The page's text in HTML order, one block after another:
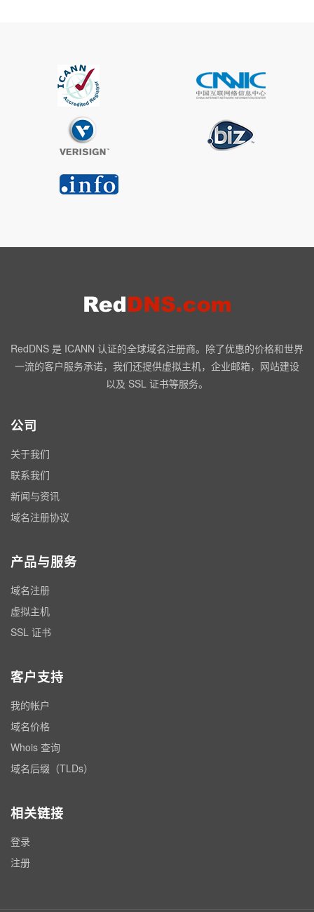
RedDNS 是 ICANN 认证的全球域名注册商。除了优惠的价格和世界
一流的客户服务承诺，我们还提供虚拟主机，企业邮箱，网站建设
以及 SSL 证书等服务。
公司
关于我们
联系我们
新闻与资讯
域名注册协议
产品与服务
域名注册
虚拟主机
SSL 证书
客户支持
我的帐户
域名价格
Whois 查询
域名后缀（TLDs）
相关链接
登录
注册